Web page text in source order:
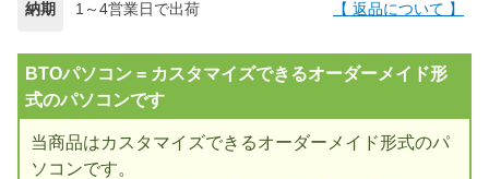
納期 1～4営業日で出荷 【 返品について 】
BTOパソコン = カスタマイズできるオーダーメイド形
式のパソコンです
当商品はカスタマイズできるオーダーメイド形式のパ
ソコンです。